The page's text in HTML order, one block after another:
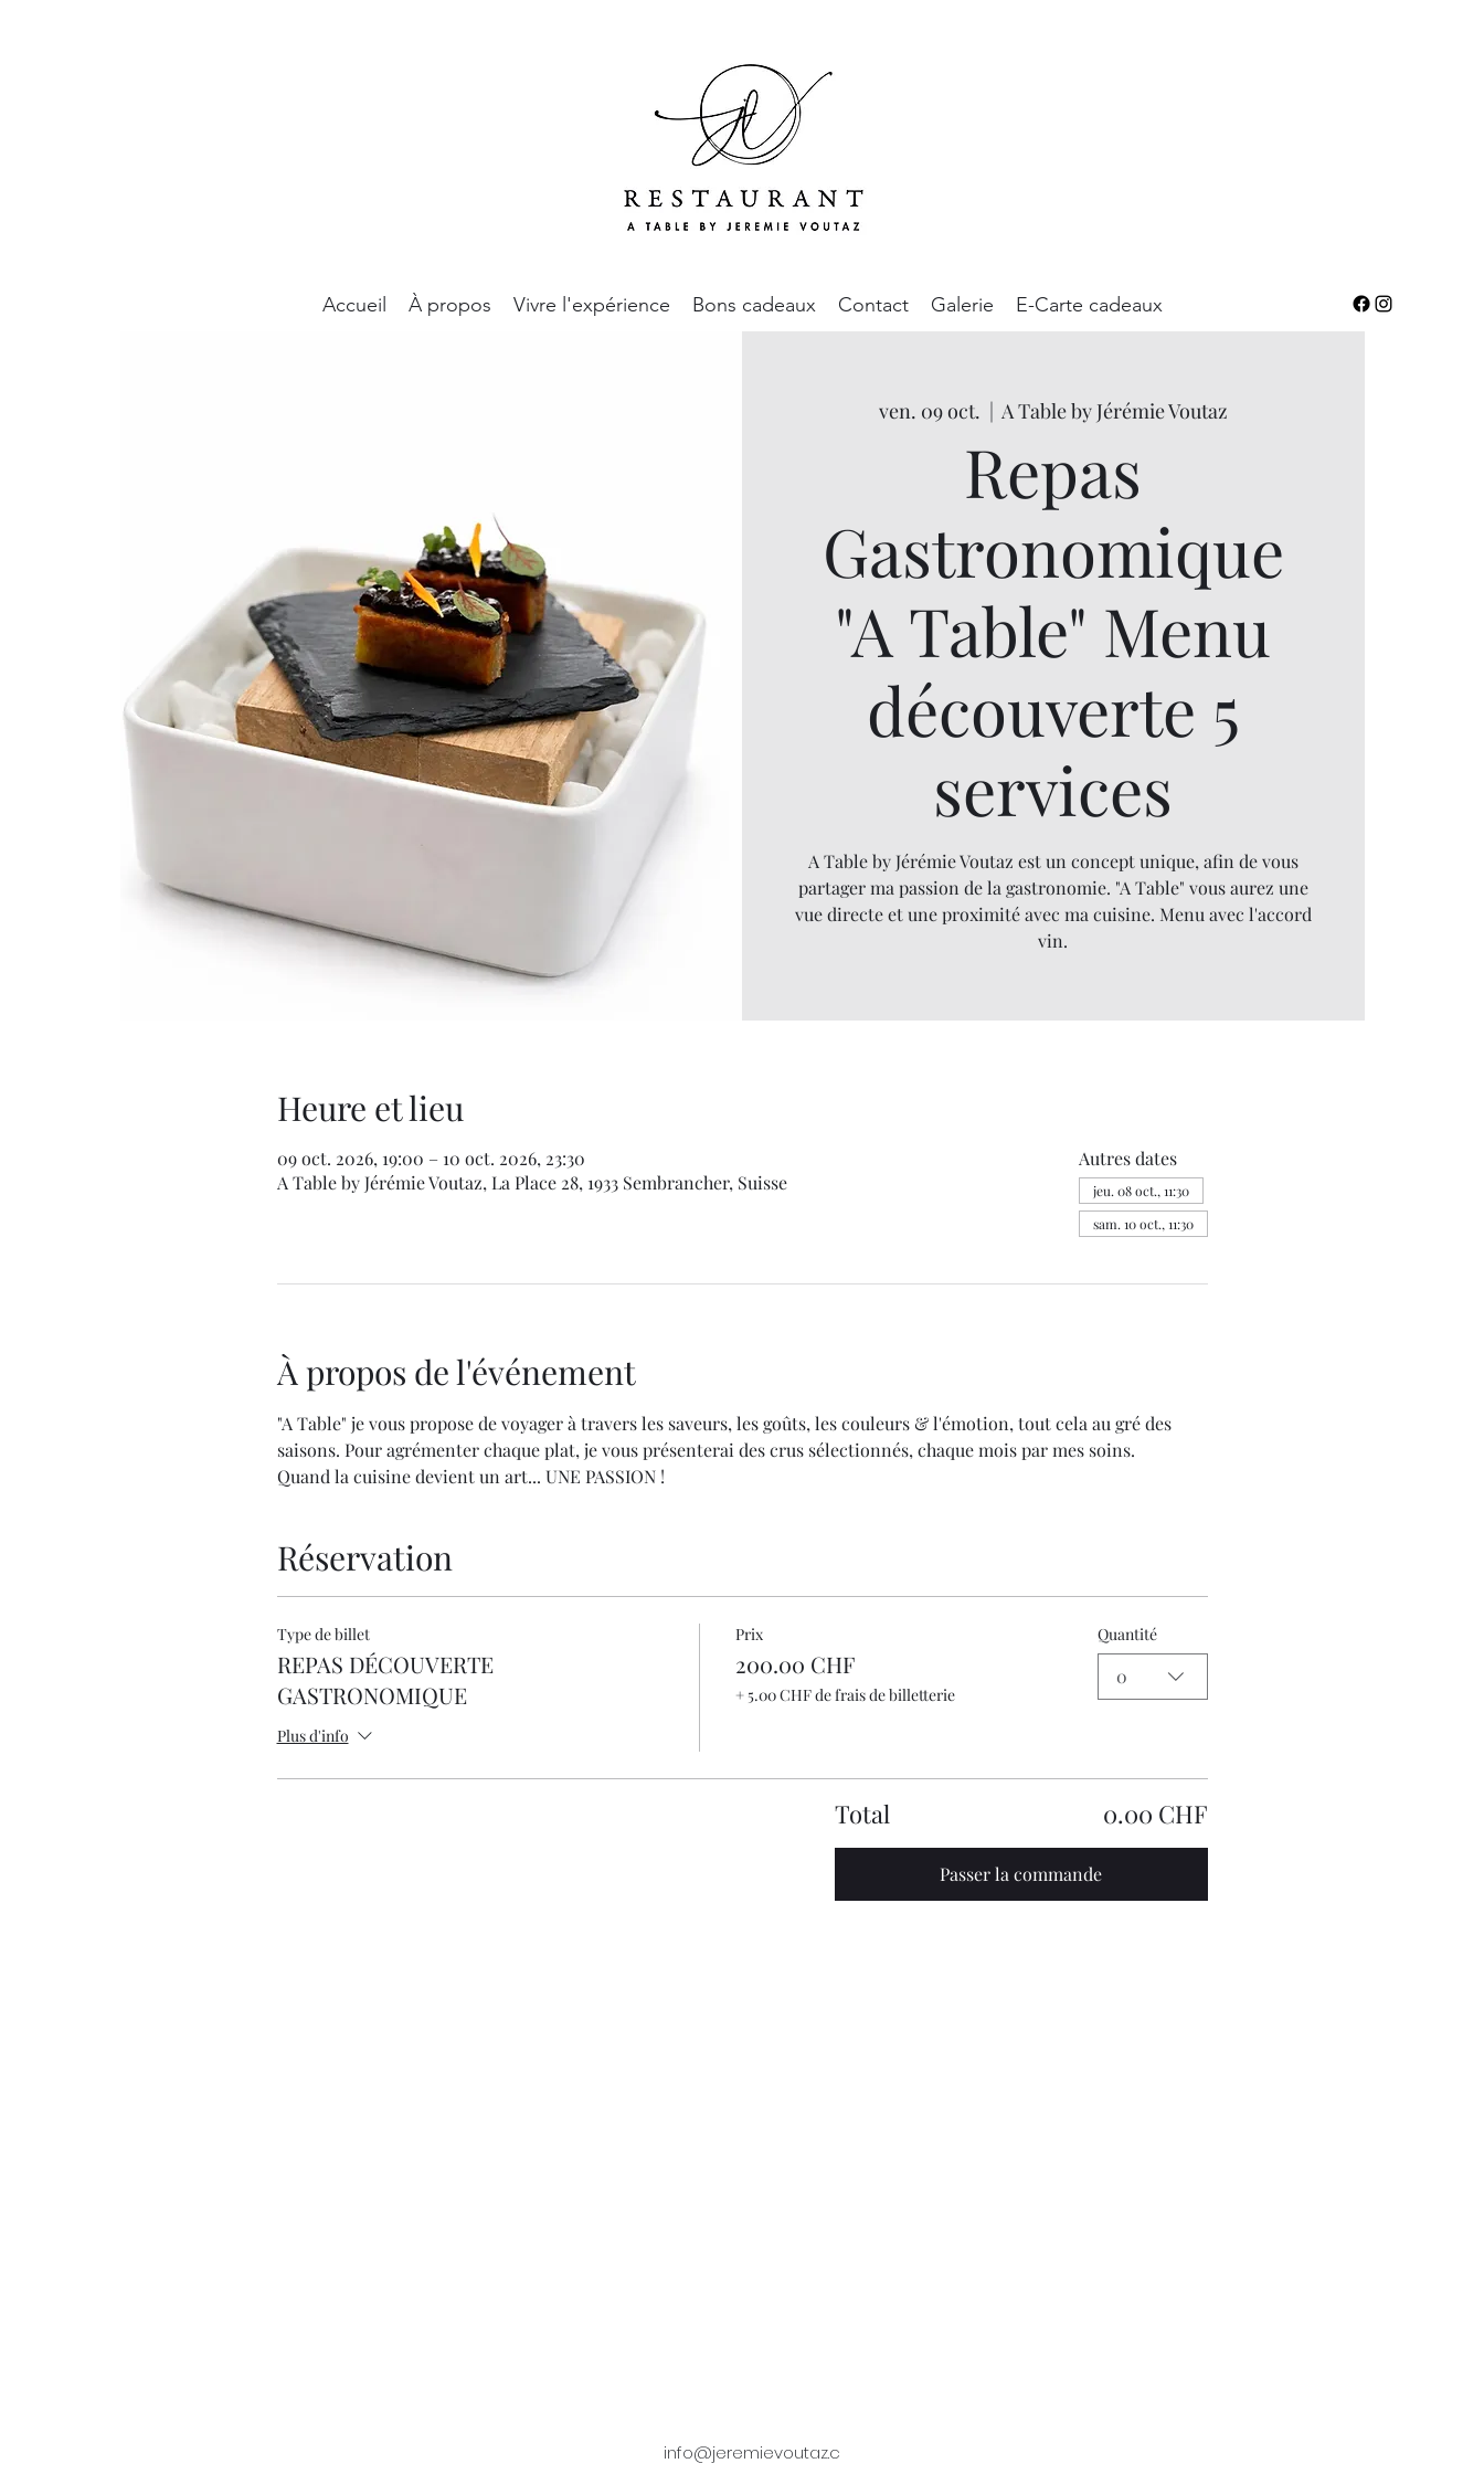
Accueil À propos Vivre l'expérience Bons cadeaux Contact Galerie E-Carte cadeaux
ven. 09 oct.
  |
A Table by Jérémie Voutaz
Repas
Gastronomique
"A Table" Menu
découverte 5
services
A Table by Jérémie Voutaz est un concept unique, afin de vous
partager ma passion de la gastronomie. "A Table" vous aurez une
vue directe et une proximité avec ma cuisine. Menu avec l'accord
vin.
Heure et lieu
09 oct. 2026, 19:00 – 10 oct. 2026, 23:30
A Table by Jérémie Voutaz, La Place 28, 1933 Sembrancher, Suisse
Autres dates
jeu. 08 oct., 11:30
sam. 10 oct., 11:30
À propos de l'événement
"A Table" je vous propose de voyager à travers les saveurs, les goûts, les couleurs & l'émotion, tout cela au gré des
saisons. Pour agrémenter chaque plat, je vous présenterai des crus sélectionnés, chaque mois par mes soins.
Quand la cuisine devient un art... UNE PASSION !
Réservation
Type de billet
REPAS DÉCOUVERTE
GASTRONOMIQUE
Plus d'info
Prix
200.00 CHF
+ 5.00 CHF de frais de billetterie
Quantité
0
Total 0.00 CHF
Passer la commande
info@jeremievoutaz.c